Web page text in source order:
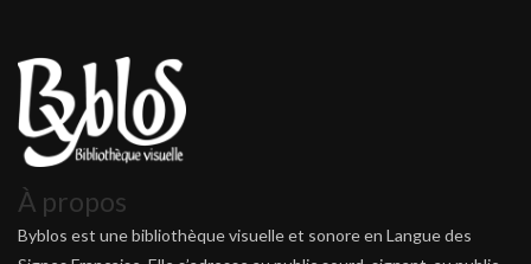
À propos
Byblos est une bibliothèque visuelle et sonore en Langue des